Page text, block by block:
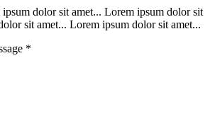
dolor sit amet... Lorem ipsum dolor sit
sit amet... Lorem ipsum dolor sit amet...
*